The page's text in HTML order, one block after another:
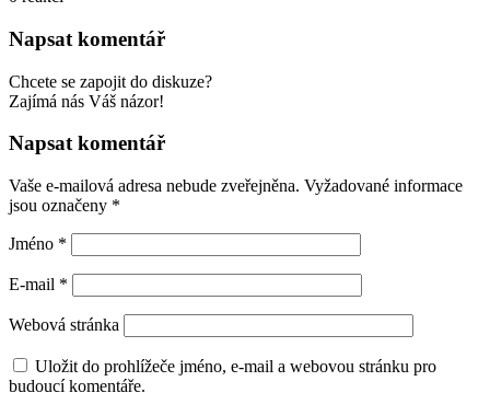
Napsat komentář
Chcete se zapojit do diskuze?
Zajímá nás Váš názor!
Napsat komentář
Vaše e-mailová adresa nebude zveřejněna. Vyžadované informace
jsou označeny *
Jméno *
E-mail *
Webová stránka
Uložit do prohlížeče jméno, e-mail a webovou stránku pro
budoucí komentáře.